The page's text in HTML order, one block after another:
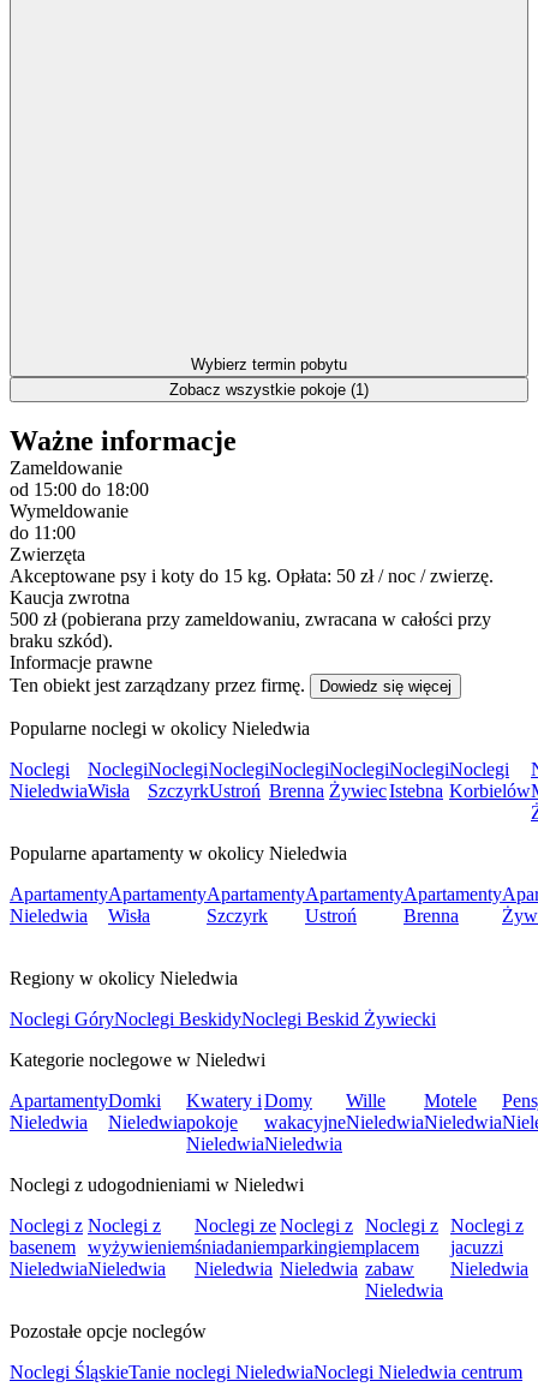
Wybierz termin pobytu
Zobacz wszystkie pokoje (1)
Ważne informacje
Zameldowanie
od 15:00 do 18:00
Wymeldowanie
do 11:00
Zwierzęta
Akceptowane psy i koty do 15 kg. Opłata: 50 zł / noc / zwierzę.
Kaucja zwrotna
500 zł (pobierana przy zameldowaniu, zwracana w całości przy
braku szkód).
Informacje prawne
Ten obiekt jest zarządzany przez firmę.
Dowiedz się więcej
Popularne noclegi w okolicy Nieledwia
Noclegi
Nieledwia
Noclegi
Wisła
Noclegi
Szczyrk
Noclegi
Ustroń
Noclegi
Brenna
Noclegi
Żywiec
Noclegi
Istebna
Noclegi
Korbielów
Popularne apartamenty w okolicy Nieledwia
Apartamenty
Nieledwia
Apartamenty
Wisła
Apartamenty
Szczyrk
Apartamenty
Ustroń
Apartamenty
Brenna
Regiony w okolicy Nieledwia
Noclegi GóryNoclegi BeskidyNoclegi Beskid Żywiecki
Kategorie noclegowe w Nieledwi
Apartamenty
Nieledwia
Domki
Nieledwia
Kwatery i
pokoje
Nieledwia
Domy
wakacyjne
Nieledwia
Wille
Nieledwia
Motele
Nieledwia
Noclegi z udogodnieniami w Nieledwi
Noclegi z
basenem
Nieledwia
Noclegi z
wyżywieniem
Nieledwia
Noclegi ze
śniadaniem
Nieledwia
Noclegi z
parkingiem
Nieledwia
Noclegi z
placem
zabaw
Nieledwia
Noclegi z
jacuzzi
Nieledwia
Pozostałe opcje noclegów
Noclegi ŚląskieTanie noclegi NieledwiaNoclegi Nieledwia centrum